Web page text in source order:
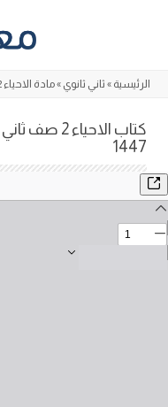
الرئيسية » ثاني ثانوي »مادة الاحياء 2
كتاب
1447